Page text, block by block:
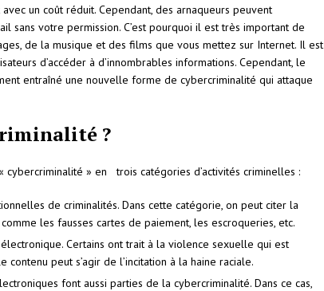
un coût réduit. Cependant, des arnaqueurs peuvent
votre permission. C’est pourquoi il est très important de
de la musique et des films que vous mettez sur Internet. Il est
d’accéder à d’innombrables informations. Cependant, le
entraîné une nouvelle forme de cybercriminalité qui attaque
?
» en trois catégories d’activités criminelles :
de criminalités. Dans cette catégorie, on peut citer la
les fausses cartes de paiement, les escroqueries, etc.
Certains ont trait à la violence sexuelle qui est
peut s’agir de l’incitation à la haine raciale.
font aussi parties de la cybercriminalité. Dans ce cas,